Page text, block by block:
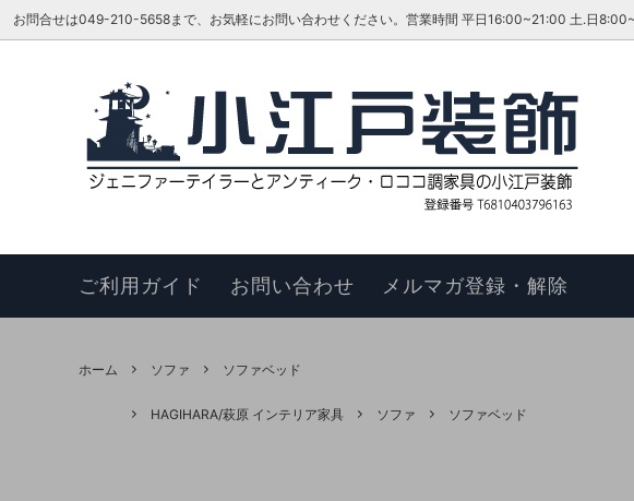
お問合せは049-210-5658まで、お気軽にお問い合わせください。営業時間 平日16:00~21:00 土.日
ベッド リビング・ダイニングセット
スツール
チェア ベンチ
TOKAI KAGU/東海家具工業 ジェニファーテイラー
ヴィヴィアン ホームスタイル
はじめての方へ お知らせ
更新履歴
このサイトについて お買い物の手順
ご利用ガイド お問い合わせ メルマガ登録・解除
ホーム ソファ ソファベッド
HAGIHARA/萩原 インテリア家具 ソファ ソファベッド